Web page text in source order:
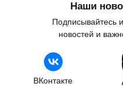
Наши
Подписывайтесь
новостей и
ВКонтакте